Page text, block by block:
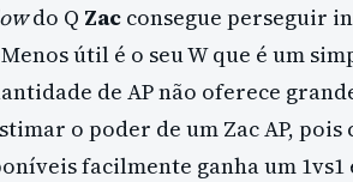
do Q Zac consegue perseguir
útil é o seu W que é um
de AP não oferece
o poder de um Zac AP, pois
facilmente ganha um 1vs1